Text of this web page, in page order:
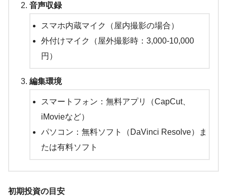
音声収録
スマホ内蔵マイク（屋内撮影の場合）
外付けマイク（屋外撮影時：3,000-10,000
円）
編集環境
スマートフォン：無料アプリ（CapCut、
iMovieなど）
パソコン：無料ソフト（DaVinci Resolve）ま
たは有料ソフト
初期投資の目安